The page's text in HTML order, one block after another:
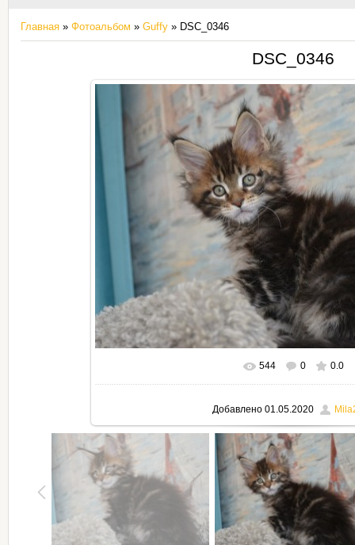
Главная » Фотоальбом » Guffy » DSC_0346
DSC_0346
В реальном размере 795x530
544 0 0.0
Добавлено01.05.2020